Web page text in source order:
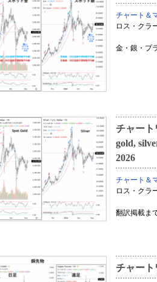
チャート＆
ロス・クラ
金・銀・プ
チャート
gold,
2026
チャート＆
ロス・クラ
翻訳掲載ま
チャー